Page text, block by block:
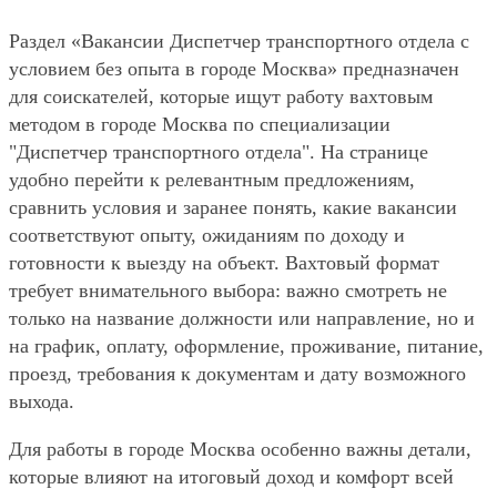
Раздел «Вакансии Диспетчер транспортного отдела с
условием без опыта в городе Москва» предназначен
для соискателей, которые ищут работу вахтовым
методом в городе Москва по специализации
"Диспетчер транспортного отдела". На странице
удобно перейти к релевантным предложениям,
сравнить условия и заранее понять, какие вакансии
соответствуют опыту, ожиданиям по доходу и
готовности к выезду на объект. Вахтовый формат
требует внимательного выбора: важно смотреть не
только на название должности или направление, но и
на график, оплату, оформление, проживание, питание,
проезд, требования к документам и дату возможного
выхода.
Для работы в городе Москва особенно важны детали,
которые влияют на итоговый доход и комфорт всей